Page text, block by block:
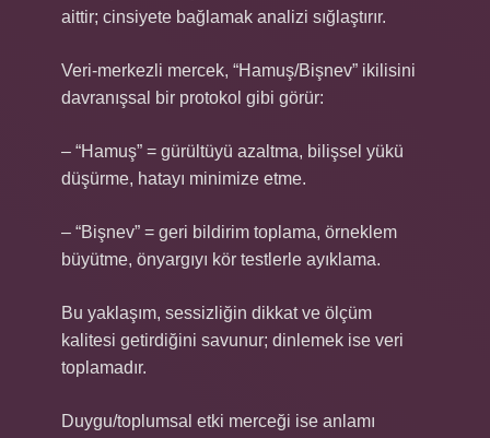
aittir; cinsiyete bağlamak analizi sığlaştırır.
Veri-merkezli mercek, “Hamuş/Bişnev” ikilisini
davranışsal bir protokol gibi görür:
– “Hamuş” = gürültüyü azaltma, bilişsel yükü
düşürme, hatayı minimize etme.
– “Bişnev” = geri bildirim toplama, örneklem
büyütme, önyargıyı kör testlerle ayıklama.
Bu yaklaşım, sessizliğin dikkat ve ölçüm
kalitesi getirdiğini savunur; dinlemek ise veri
toplamadır.
Duygu/toplumsal etki merceği ise anlamı